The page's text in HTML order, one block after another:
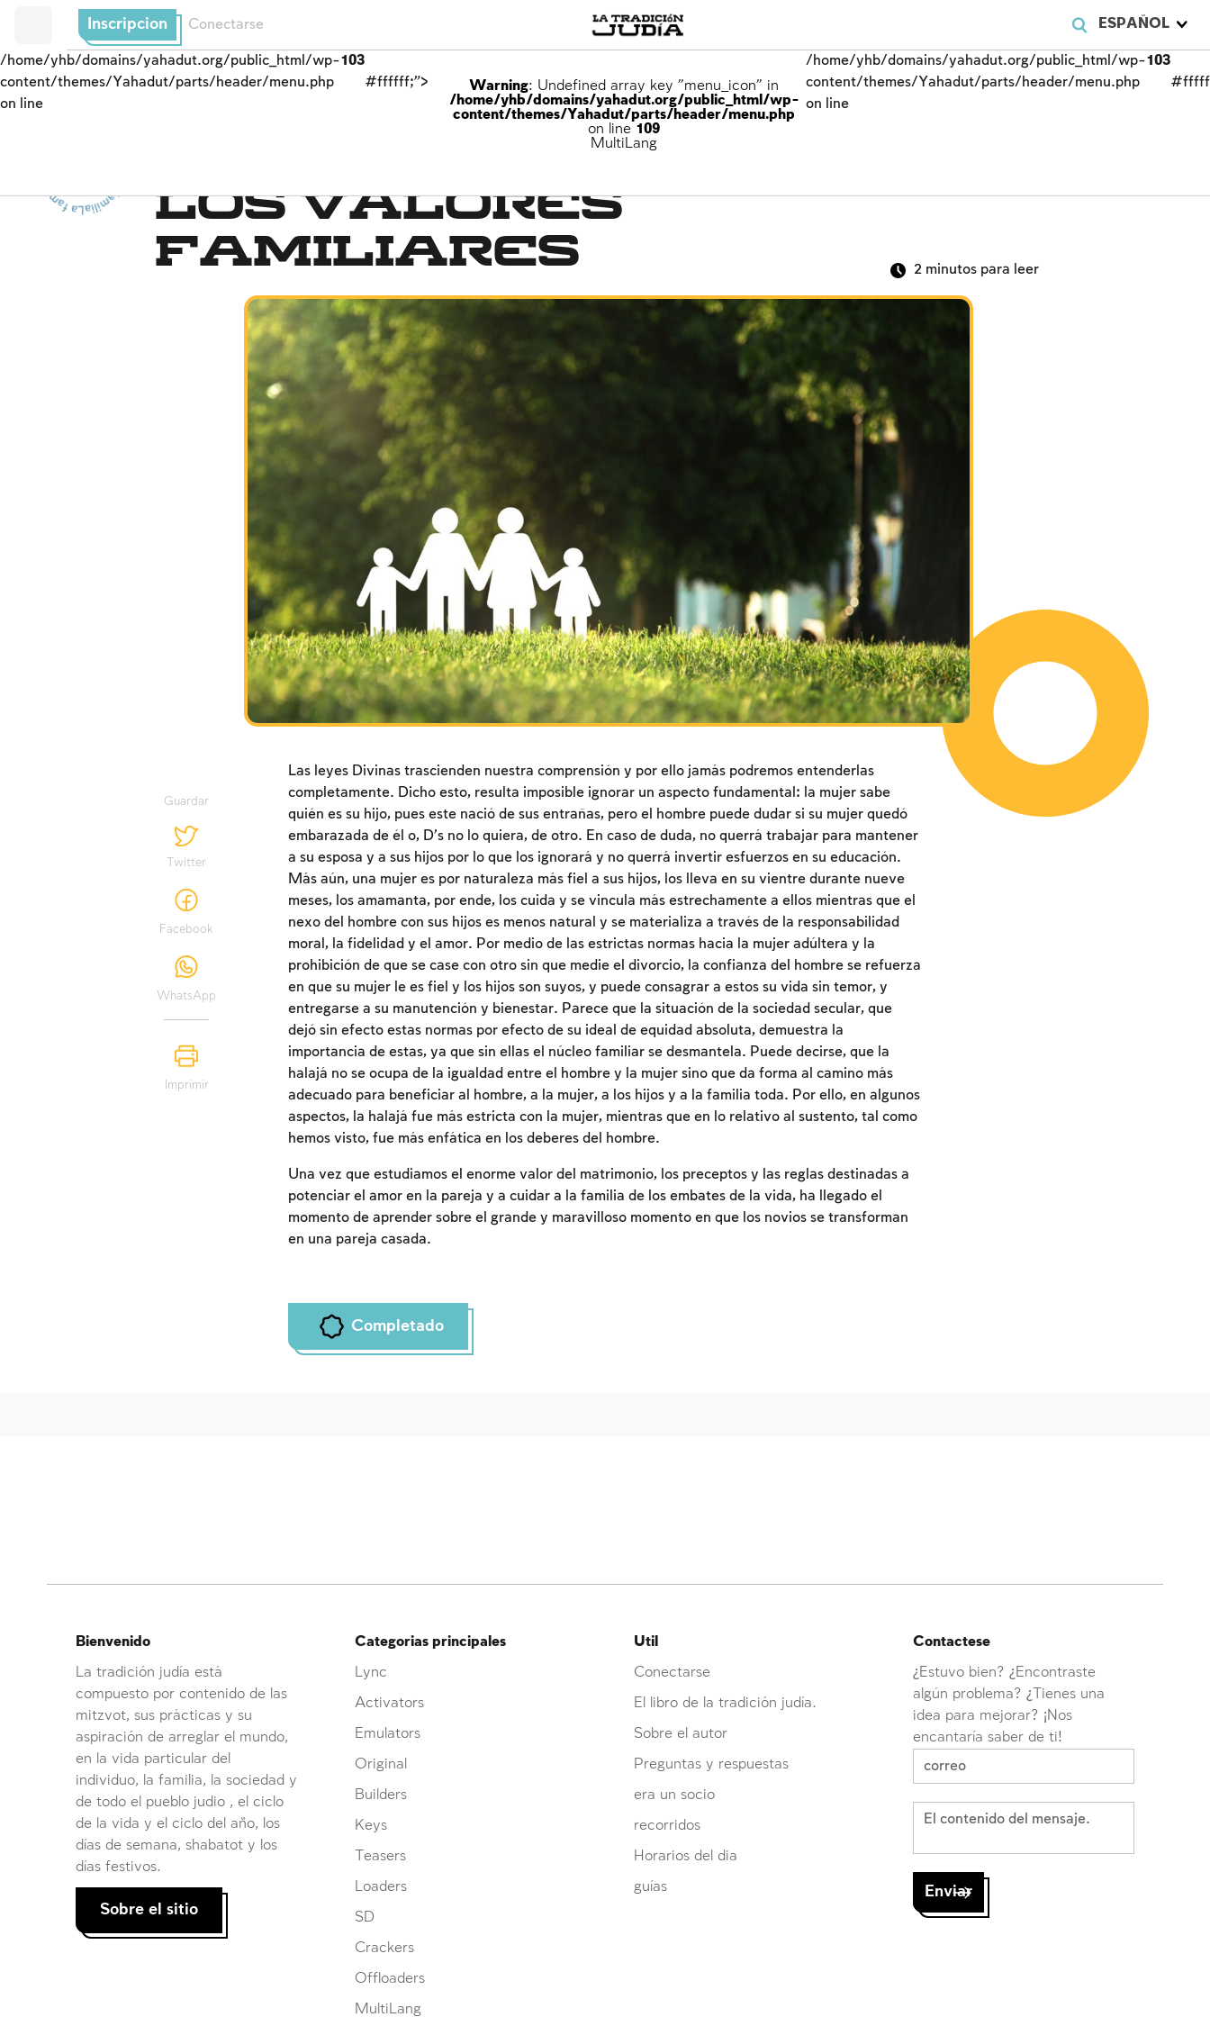
ESPAÑOL
Inscripcion Conectarse
/home/yhb/domains/yahadut.org/public_html/wp-
content/themes/Yahadut/parts/header/menu.php
on line
103
#ffffff;">
Warning: Undefined array key "menu_icon" in
/home/yhb/domains/yahadut.org/public_html/wp-
content/themes/Yahadut/parts/header/menu.php
on line 109
MultiLang
/home/yhb/domains/yahadut.org/public_html/wp-
content/themes/Yahadut/parts/header/menu.php
on line
103
La familia - La familia - La familia - La familia -- Los valores
familiares
2 minutos para leer
Guardar
Twitter
Facebook
WhatsApp
Imprimir
Las leyes Divinas trascienden nuestra comprensión y por ello jamás podremos entenderlas
completamente. Dicho esto, resulta imposible ignorar un aspecto fundamental: la mujer sabe
quién es su hijo, pues este nació de sus entrañas, pero el hombre puede dudar si su mujer quedó
embarazada de él o, D’s no lo quiera, de otro. En caso de duda, no querrá trabajar para mantener
a su esposa y a sus hijos por lo que los ignorará y no querrá invertir esfuerzos en su educación.
Más aún, una mujer es por naturaleza más fiel a sus hijos, los lleva en su vientre durante nueve
meses, los amamanta, por ende, los cuida y se vincula más estrechamente a ellos mientras que el
nexo del hombre con sus hijos es menos natural y se materializa a través de la responsabilidad
moral, la fidelidad y el amor. Por medio de las estrictas normas hacia la mujer adúltera y la
prohibición de que se case con otro sin que medie el divorcio, la confianza del hombre se refuerza
en que su mujer le es fiel y los hijos son suyos, y puede consagrar a estos su vida sin temor, y
entregarse a su manutención y bienestar. Parece que la situación de la sociedad secular, que
dejó sin efecto estas normas por efecto de su ideal de equidad absoluta, demuestra la
importancia de estas, ya que sin ellas el núcleo familiar se desmantela. Puede decirse, que la
halajá no se ocupa de la igualdad entre el hombre y la mujer sino que da forma al camino más
adecuado para beneficiar al hombre, a la mujer, a los hijos y a la familia toda. Por ello, en algunos
aspectos, la halajá fue más estricta con la mujer, mientras que en lo relativo al sustento, tal como
hemos visto, fue más enfática en los deberes del hombre.
Una vez que estudiamos el enorme valor del matrimonio, los preceptos y las reglas destinadas a
potenciar el amor en la pareja y a cuidar a la familia de los embates de la vida, ha llegado el
momento de aprender sobre el grande y maravilloso momento en que los novios se transforman
en una pareja casada.
Completado
Inscripcion requerida
Inscripcion
Contactese
¿Estuvo bien? ¿Encontraste
algún problema? ¿Tienes una
idea para mejorar? ¡Nos
encantaría saber de ti!
Util
Conectarse
El libro de la tradición judía.
Sobre el autor
Preguntas y respuestas
era un socio
recorridos
Horarios del dia
guías
Categorias principales
Lync
Activators
Emulators
Original
Builders
Keys
Teasers
Loaders
SD
Crackers
Offloaders
MultiLang
Bienvenido
La tradición judía está
compuesto por contenido de las
mitzvot, sus prácticas y su
aspiración de arreglar el mundo,
en la vida particular del
individuo, la familia, la sociedad y
de todo el pueblo judio , el ciclo
de la vida y el ciclo del año, los
días de semana, shabatot y los
días festivos.
Sobre el sitio